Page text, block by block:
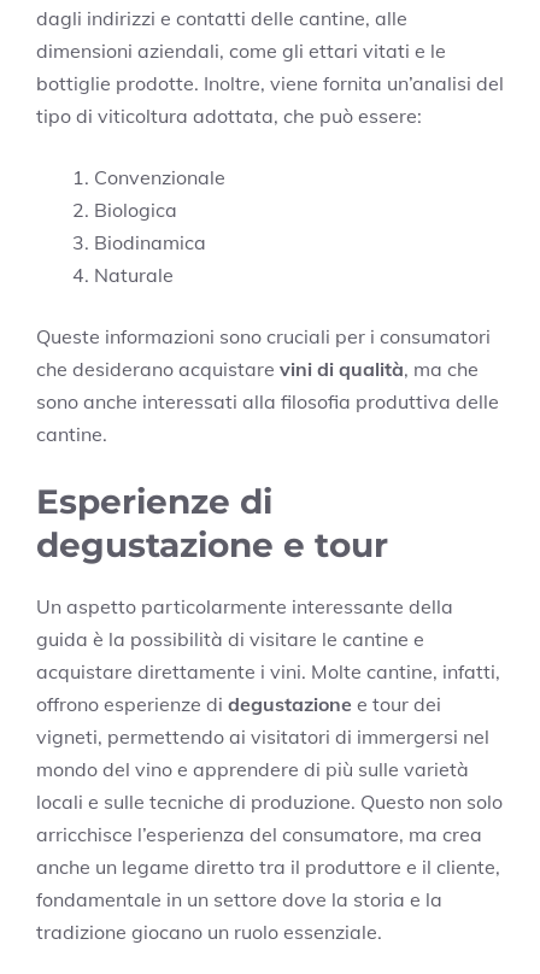
dagli indirizzi e contatti delle cantine, alle
dimensioni aziendali, come gli ettari vitati e le
bottiglie prodotte. Inoltre, viene fornita un’analisi del
tipo di viticoltura adottata, che può essere:
Convenzionale
Biologica
Biodinamica
Naturale
Queste informazioni sono cruciali per i consumatori
che desiderano acquistare vini di qualità, ma che
sono anche interessati alla filosofia produttiva delle
cantine.
Esperienze di
degustazione e tour
Un aspetto particolarmente interessante della
guida è la possibilità di visitare le cantine e
acquistare direttamente i vini. Molte cantine, infatti,
offrono esperienze di degustazione e tour dei
vigneti, permettendo ai visitatori di immergersi nel
mondo del vino e apprendere di più sulle varietà
locali e sulle tecniche di produzione. Questo non solo
arricchisce l’esperienza del consumatore, ma crea
anche un legame diretto tra il produttore e il cliente,
fondamentale in un settore dove la storia e la
tradizione giocano un ruolo essenziale.